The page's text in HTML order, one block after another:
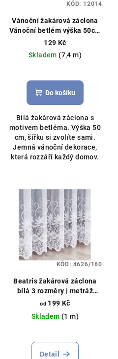
o
d
Vánoční žakárová záclona
Vánoční betlém výška 50cm
Vánoční záclona, možné
obšití boků
129 Kč
Skladem (7,4 m)
Do košíku
Bílá žakárová záclona s
motivem betléma. Výška 50
cm, šířku si zvolíte sami.
Jemná vánoční dekorace,
která rozzáří každý domov.
KÓD: 12014
Beatris žakárová záclona
bílá 3 rozměry | metráž
Metrážová záclona,
od 199 Kč
Skladem (1 m)
Detail
KÓD: 4626/160